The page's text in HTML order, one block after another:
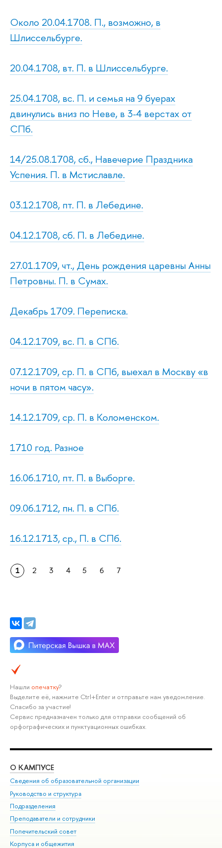
Около 20.04.1708. П., возможно, в
Шлиссельбурге.
20.04.1708, вт. П. в Шлиссельбурге.
25.04.1708, вс. П. и семья на 9 буерах
двинулись вниз по Неве, в 3-4 верстах от
СПб.
14/25.08.1708, сб., Навечерие Праздника
Успения. П. в Мстиславле.
03.12.1708, пт. П. в Лебедине.
04.12.1708, сб. П. в Лебедине.
27.01.1709, чт., День рождения царевны Анны
Петровны. П. в Сумах.
Декабрь 1709. Переписка.
04.12.1709, вс. П. в СПб.
07.12.1709, ср. П. в СПб, выехал в Москву «в
ночи в пятом часу».
14.12.1709, ср. П. в Коломенском.
1710 год. Разное
16.06.1710, пт. П. в Выборге.
09.06.1712, пн. П. в СПб.
16.12.1713, ср., П. в СПб.
1 2 3 4 5 6 7
Нашли опечатку?
Выделите её, нажмите Ctrl+Enter и отправьте нам уведомление.
Спасибо за участие!
Сервис предназначен только для отправки сообщений об
орфографических и пунктуационных ошибках.
О КАМПУСЕ
Сведения об образовательной организации
Руководство и структура
Подразделения
Преподаватели и сотрудники
Попечительский совет
Корпуса и общежития